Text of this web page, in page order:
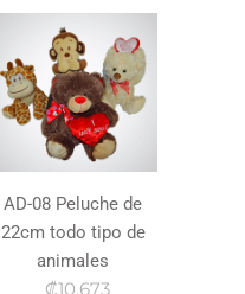
AD-08 Peluche de
22cm todo tipo de
animales
₡10,673